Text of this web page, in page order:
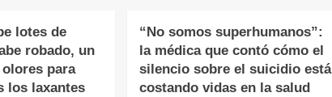
lotes de
robado, un
para
los laxantes
“No somos superhumanos”:
la médica que contó cómo el
silencio sobre el suicidio está
costando vidas en la salud